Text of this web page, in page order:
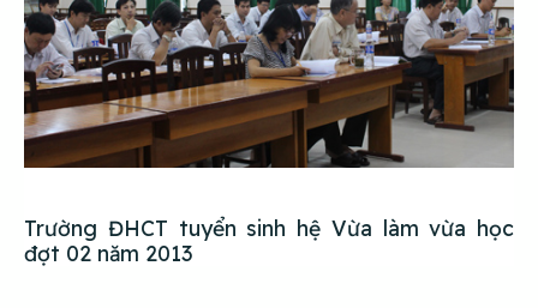
Trường ĐHCT tuyển sinh hệ Vừa làm vừa học
đợt 02 năm 2013